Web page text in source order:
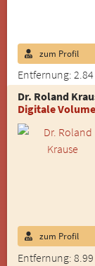
Entfernung:
zum Profil
Dr. Roland
Digitale
Entfernung:
zum Profil